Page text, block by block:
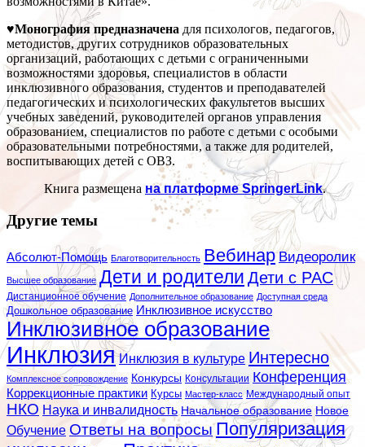
♥Монография предназначена для психологов, педагогов,
методистов, других сотрудников образовательных
организаций, работающих с детьми с ограниченными
возможностями здоровья, специалистов в области
инклюзивного образования, студентов и преподавателей
педагогических и психологических факультетов высших
учебных заведений, руководителей органов управления
образованием, специалистов по работе с детьми с особыми
образовательными потребностями, а также для родителей,
воспитывающих детей с ОВЗ.
Книга размещена на платформе SpringerLink.
Другие темы
Абсолют-Помощь Благотворительность Вебинар Видеоролик
Высшее образование Дети и родители Дети с РАС
Дистанционное обучение Дополнительное образование Доступная среда
Дошкольное образование Инклюзивное искусство
Инклюзивное образование
Инклюзия Инклюзия в культуре Интересно
Комплексное сопровождение Конкурсы Консультации Конференция
Коррекционные практики Курсы Мастер-класс Международный опыт
НКО Наука и инвалидность Начальное образование Новое
Обучение Ответы на вопросы Популяризация